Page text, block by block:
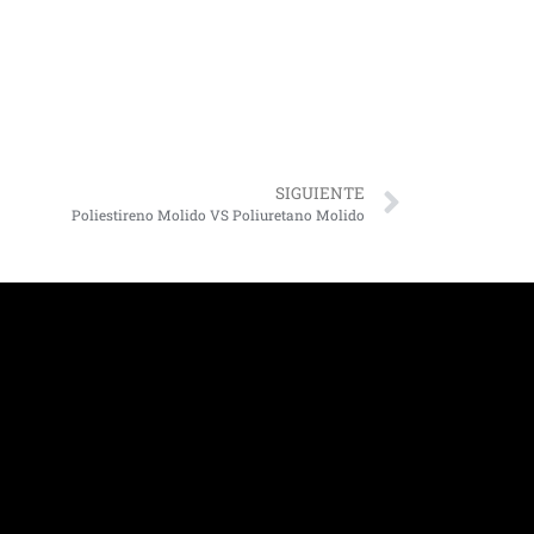
SIGUIENTE
Poliestireno Molido VS Poliuretano Molido